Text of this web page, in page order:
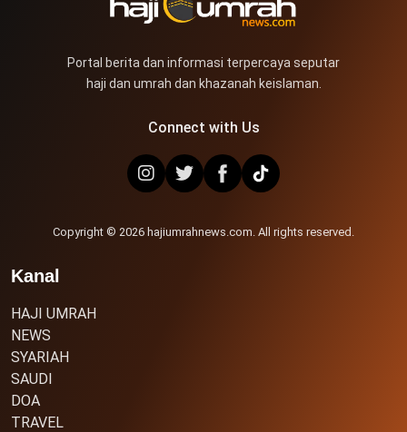
Portal berita dan informasi terpercaya seputar
haji dan umrah dan khazanah keislaman.
Connect with Us
Copyright © 2026 hajiumrahnews.com. All rights reserved.
Kanal
HAJI UMRAH
NEWS
SYARIAH
SAUDI
DOA
TRAVEL